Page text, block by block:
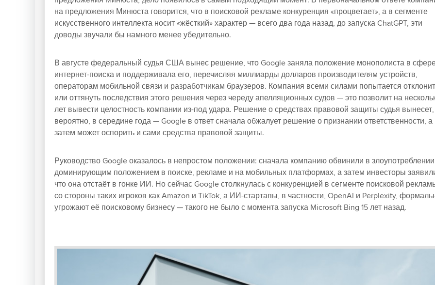
на предложения Минюста говорится, что в поисковой рекламе конкуренция «процветает», а в сегменте
искусственного интеллекта носит «жёсткий» характер — всего два года назад, до запуска ChatGPT, эти
доводы звучали бы намного менее убедительно.
В августе федеральный судья США вынес решение, что Google заняла положение монополиста в
интернет-поиска и поддерживала его, перечисляя миллиарды долларов производителям устройств,
операторам мобильной связи и разработчикам браузеров. Компания всеми силами попытается
или оттянуть последствия этого решения через череду апелляционных судов — это позволит на
лет вывести целостность компании из-под удара. Решение о средствах правовой защиты судья вынесет,
вероятно, в середине года — Google в ответ сначала обжалует решение о признании ответственности, а
затем может оспорить и сами средства правовой защиты.
Руководство Google оказалось в непростом положении: сначала компанию обвинили в злоупотреблении
доминирующим положением в поиске, рекламе и на мобильных платформах, а затем инвесторы
что она отстаёт в гонке ИИ. Но сейчас Google столкнулась с конкуренцией в сегменте поисковой
со стороны таких игроков как Amazon и TikTok, а ИИ-стартапы, в частности, OpenAI и Perplexity,
угрожают её поисковому бизнесу — такого не было с момента запуска Microsoft Bing 15 лет назад.